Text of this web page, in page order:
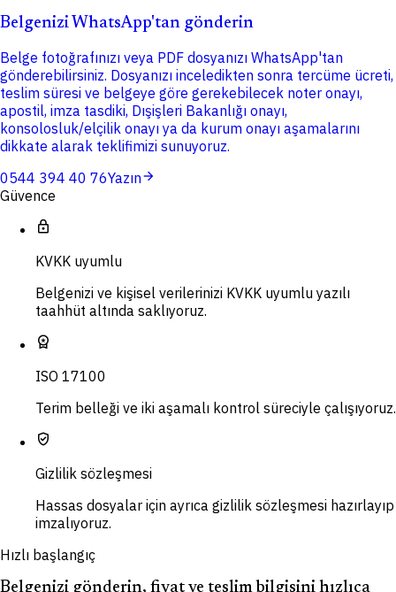
Belgenizi WhatsApp'tan gönderin
Belge fotoğrafınızı veya PDF dosyanızı WhatsApp'tan
gönderebilirsiniz. Dosyanızı inceledikten sonra tercüme ücreti,
teslim süresi ve belgeye göre gerekebilecek noter onayı,
apostil, imza tasdiki, Dışişleri Bakanlığı onayı,
konsolosluk/elçilik onayı ya da kurum onayı aşamalarını
dikkate alarak teklifimizi sunuyoruz.
0544 394 40 76Yazınarrow_forward
Güvence
lock
KVKK uyumlu
Belgenizi ve kişisel verilerinizi KVKK uyumlu yazılı
taahhüt altında saklıyoruz.
workspace_premium
ISO 17100
Terim belleği ve iki aşamalı kontrol süreciyle çalışıyoruz.
verified_user
Gizlilik sözleşmesi
Hassas dosyalar için ayrıca gizlilik sözleşmesi hazırlayıp
imzalıyoruz.
Hızlı başlangıç
Belgenizi gönderin, fiyat ve teslim bilgisini hızlıca